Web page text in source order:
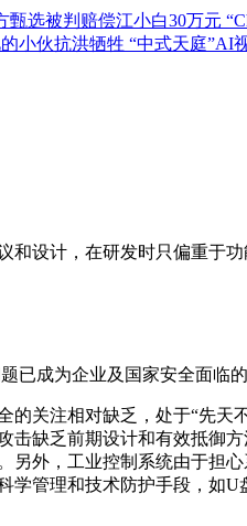
甄选被判赔偿江小白30万元
小伙抗洪牺牲 “中式天庭”AI
和设计，在研发时只偏重于
已成为企业及国家安全面临
关注相对缺乏，处于“先
缺乏前期设计和有效抵御
外，工业控制系统由于担
管理和技术防护手段，如